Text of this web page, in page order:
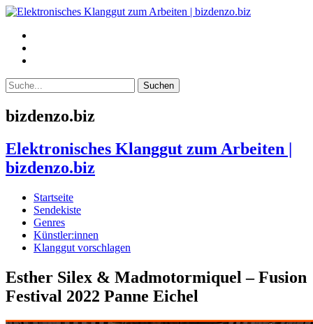
bizdenzo.biz
Elektronisches Klanggut zum Arbeiten |
bizdenzo.biz
Startseite
Sendekiste
Genres
Künstler:innen
Klanggut vorschlagen
Esther Silex & Madmotormiquel – Fusion
Festival 2022 Panne Eichel